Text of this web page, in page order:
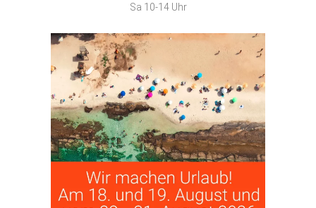
Sa 10-14 Uhr